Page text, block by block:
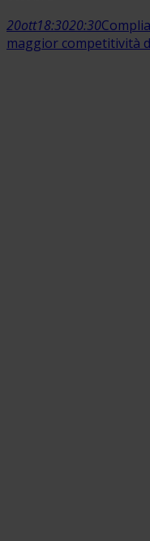
20ott18:3020:30
maggior competitività